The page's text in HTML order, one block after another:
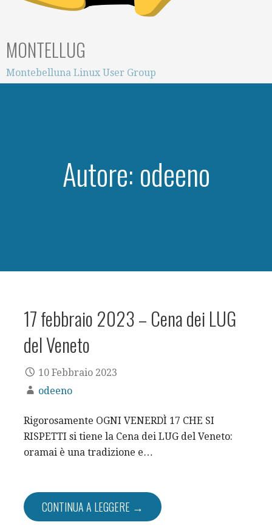
MONTELLUG
Montebelluna Linux User Group
Autore: odeeno
17 febbraio 2023 – Cena dei LUG
del Veneto
10 Febbraio 2023
odeeno
Rigorosamente OGNI VENERDÌ 17 CHE SI
RISPETTI si tiene la Cena dei LUG del Veneto:
oramai è una tradizione e…
CONTINUA A LEGGERE →